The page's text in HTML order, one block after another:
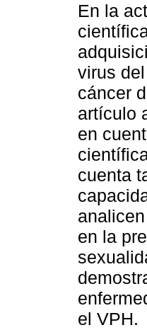
En la
virus
cáncer
artículo
en
cuenta
en la
el VPH.